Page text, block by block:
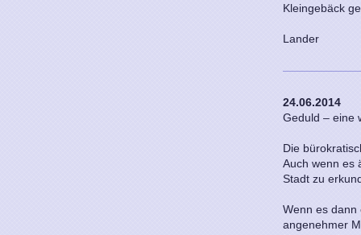
Kleingebäck
Lander
24.06.2014
Geduld – eine
Die
Auch wenn es
Stadt zu
Wenn es dann
angenehmer